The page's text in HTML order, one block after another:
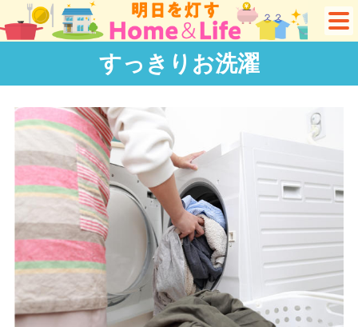
すっきりお洗濯